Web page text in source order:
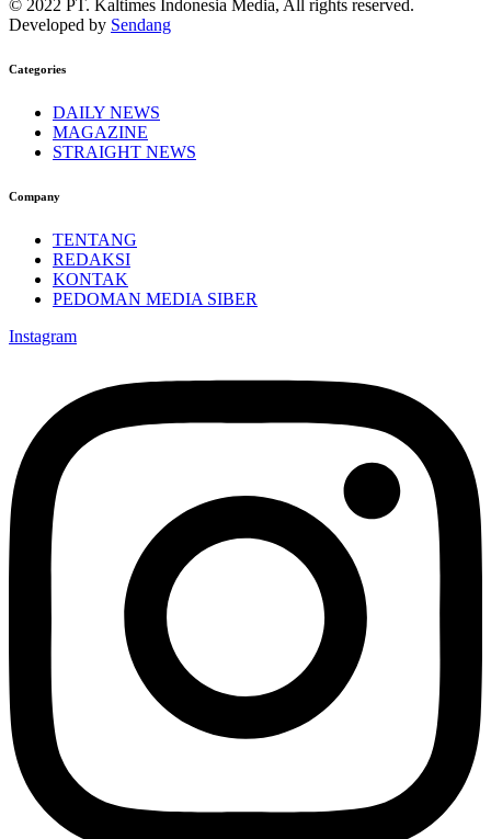
© 2022 PT. Kaltimes Indonesia Media, All rights reserved.
Developed by Sendang
Categories
DAILY NEWS
MAGAZINE
STRAIGHT NEWS
Company
TENTANG
REDAKSI
KONTAK
PEDOMAN MEDIA SIBER
Instagram